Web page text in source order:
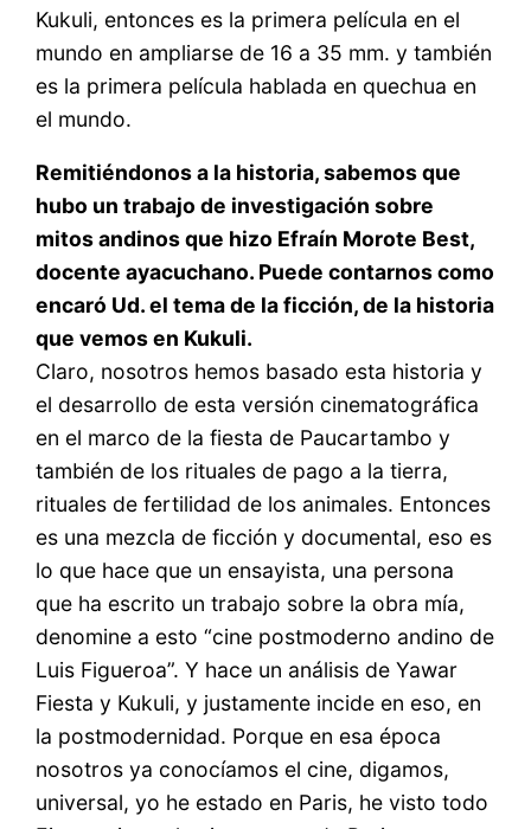
Kukuli, entonces es la primera película en el
mundo en ampliarse de 16 a 35 mm. y también
es la primera película hablada en quechua en
el mundo.
Remitiéndonos a la historia, sabemos que
hubo un trabajo de investigación sobre
mitos andinos que hizo Efraín Morote Best,
docente ayacuchano. Puede contarnos como
encaró Ud. el tema de la ficción, de la historia
que vemos en Kukuli.
Claro, nosotros hemos basado esta historia y
el desarrollo de esta versión cinematográfica
en el marco de la fiesta de Paucartambo y
también de los rituales de pago a la tierra,
rituales de fertilidad de los animales. Entonces
es una mezcla de ficción y documental, eso es
lo que hace que un ensayista, una persona
que ha escrito un trabajo sobre la obra mía,
denomine a esto “cine postmoderno andino de
Luis Figueroa”. Y hace un análisis de Yawar
Fiesta y Kukuli, y justamente incide en eso, en
la postmodernidad. Porque en esa época
nosotros ya conocíamos el cine, digamos,
universal, yo he estado en Paris, he visto todo